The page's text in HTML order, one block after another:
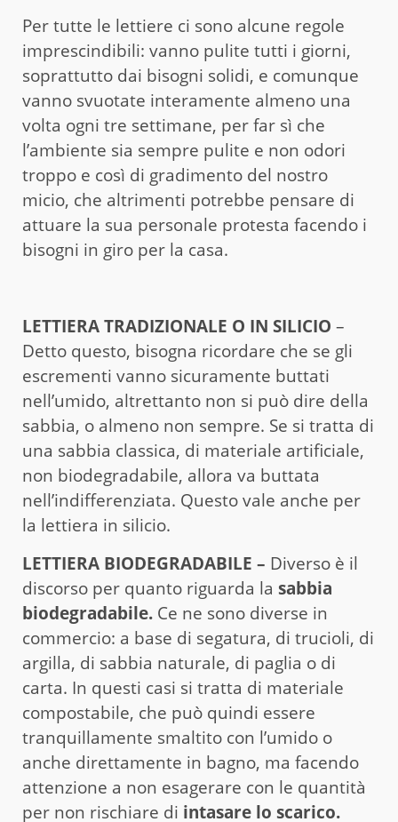
Per tutte le lettiere ci sono alcune regole
imprescindibili: vanno pulite tutti i giorni,
soprattutto dai bisogni solidi, e comunque
vanno svuotate interamente almeno una
volta ogni tre settimane, per far sì che
l’ambiente sia sempre pulite e non odori
troppo e così di gradimento del nostro
micio, che altrimenti potrebbe pensare di
attuare la sua personale protesta facendo i
bisogni in giro per la casa.
LETTIERA TRADIZIONALE O IN SILICIO –
Detto questo, bisogna ricordare che se gli
escrementi vanno sicuramente buttati
nell’umido, altrettanto non si può dire della
sabbia, o almeno non sempre. Se si tratta di
una sabbia classica, di materiale artificiale,
non biodegradabile, allora va buttata
nell’indifferenziata. Questo vale anche per
la lettiera in silicio.
LETTIERA BIODEGRADABILE – Diverso è il
discorso per quanto riguarda la sabbia
biodegradabile. Ce ne sono diverse in
commercio: a base di segatura, di trucioli, di
argilla, di sabbia naturale, di paglia o di
carta. In questi casi si tratta di materiale
compostabile, che può quindi essere
tranquillamente smaltito con l’umido o
anche direttamente in bagno, ma facendo
attenzione a non esagerare con le quantità
per non rischiare di intasare lo scarico.